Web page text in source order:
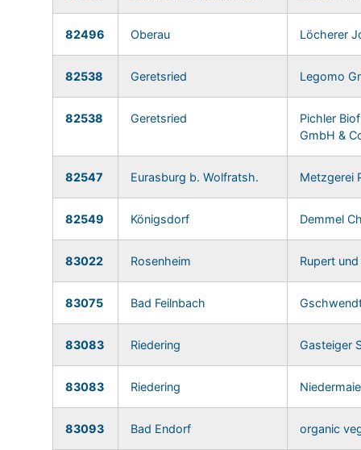
82496 Oberau Löcherer
82538 Geretsried Legomo
82538 Geretsried
Pichler
GmbH &
82547 Eurasburg b. Wolfratsh. Metzgerei
82549 Königsdorf Demmel
83022 Rosenheim Rupert
83075 Bad Feilnbach
83083 Riedering Gasteiger
83083 Riedering
83093 Bad Endorf organic